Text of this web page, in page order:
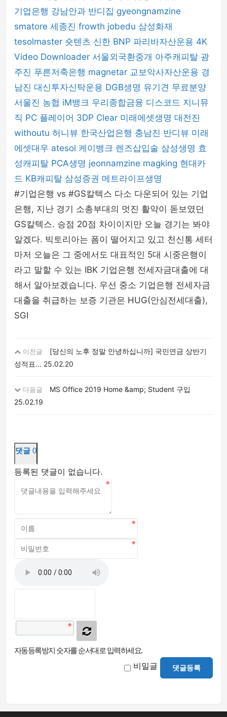
기업은행 강남안과 반디집 gyeongnamzine
smatore 세종진 frowth jobedu 삼성화재
tesolmaster 숏텐츠 신한 BNP 파리바자산운용 4K
Video Downloader 서울외국환중개 아주캐피탈 광
주진 푸른저축은행 magnetar 교보악사자산운용 경
남진 대신투자신탁운용 DGB생명 유기견 무료분양
서울진 농협 iM뱅크 우리종합금융 디스코드 지니뮤
직 PC 플레이어 3DP Clear 미래에셋생명 대전진
withoutu 허니뷰 한국산업은행 충남진 반디뷰 미래
에셋대우 atesol 케이뱅크 렌즈삽입술 삼성생명 효
성캐피탈 PCA생명 jeonnamzine magking 현대카
드 KB캐피탈 삼성증권 메트라이프생명
#기업은행 vs #GS칼텍스 다소 다운되어 있는 기업
은행, 지난 경기 소총부대의 멋진 활약이 돋보였던
GS칼텍스. 승점 20점 차이이지만 오늘 경기는 봐야
알겠다. 빅토리아는 폼이 떨어지고 있고 천신통 세터
마저 오늘은 그 중에서도 대표적인 5대 시중은행이
라고 말할 수 있는 IBK 기업은행 전세자금대출에 대
해서 알아보겠습니다. 우선 중소 기업은행 전세자금
대출을 취급하는 보증 기관은 HUG(안심전세대출),
SGI
이전글
[당신의 노후 정말 안녕하십니까] 국민연금 상반기
성적표... 25.02.20
다음글
MS Office 2019 Home &amp; Student 구입
25.02.19
댓글 0
등록된 댓글이 없습니다.
자동등록방지 숫자를 순서대로 입력하세요.
비밀글 댓글등록